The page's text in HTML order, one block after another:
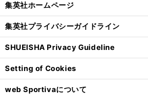
集英社ホームページ
集英社プライバシーガイドライン
SHUEISHA Privacy Guideline
Setting of Cookies
web Sportivaについて